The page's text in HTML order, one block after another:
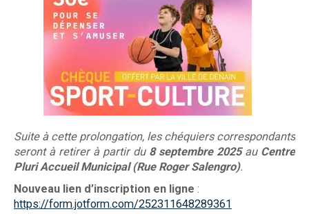
Suite à cette prolongation, les chéquiers correspondants
seront à retirer à partir du 8 septembre 2025au Centre
Pluri Accueil Municipal (Rue Roger Salengro).
Nouveau lien d’inscription en ligne :
https://form.jotform.com/252311648289361